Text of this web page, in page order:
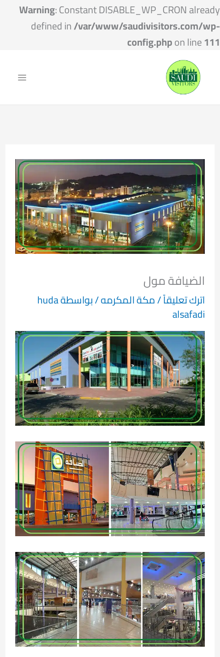
Warning: Constant DISABLE_WP_CRON already
defined in/var/www/saudivisitors.com/wp-
config.phpon line111
الضيافة مول
اترك تعليقاً/مكة المكرمه/ بواسطةhuda
alsafadi